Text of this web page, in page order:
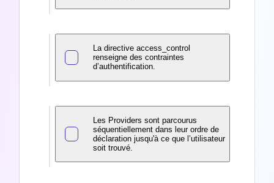
La directive access_control
renseigne des contraintes
d’authentification.
Les Providers sont parcourus
séquentiellement dans leur ordre de
déclaration jusqu'à ce que l’utilisateur
soit trouvé.